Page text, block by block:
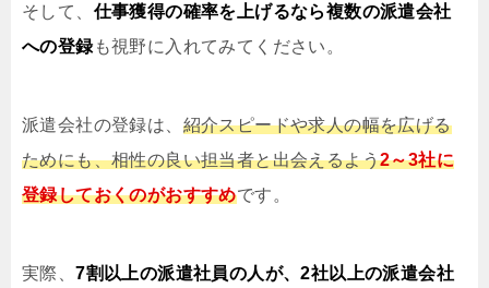
そして、 仕事獲得の確率を上げるなら複数の派遣会社
への登録も視野に入れてみてください。
派遣会社の登録は、 紹介スピードや求人の幅を広げる
ためにも、相性の良い担当者と出会えるよう2～3社に
登録しておくのがおすすめです。
実際、7割以上の派遣社員の人が、2社以上の派遣会社